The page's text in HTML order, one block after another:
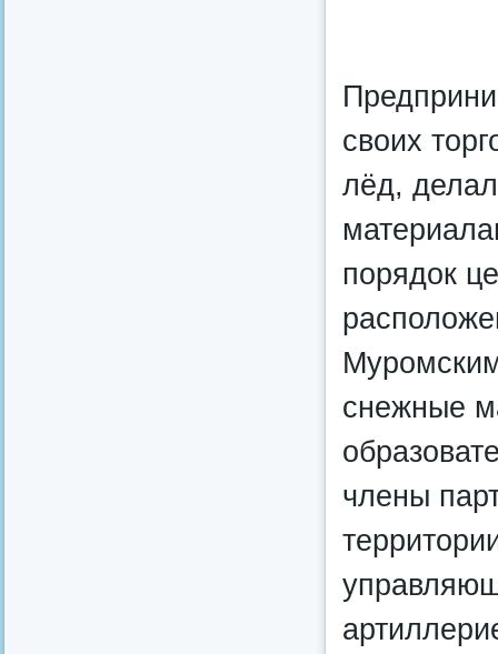
своих
лёд,
порядок
снежные
члены